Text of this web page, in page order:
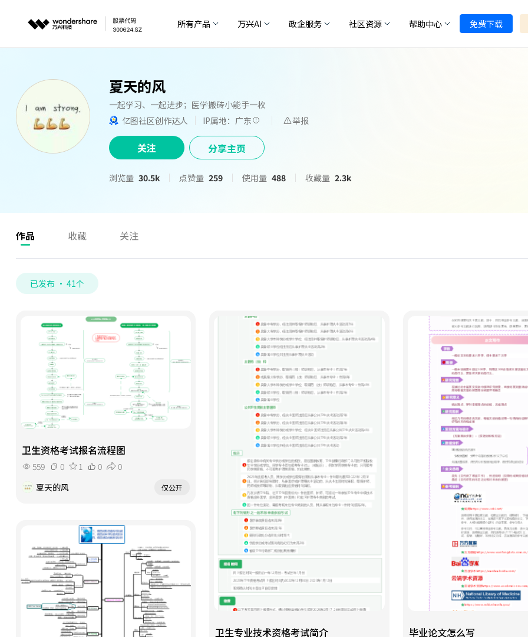
所有产品 万兴AI 政企服务 社区资源 帮助中心 免费下载
夏天的风
一起学习、一起进步；医学搬砖小能手一枚
亿图社区创作达人
IP属地：广东 举报
关注 分享主页
浏览量 30.5k 点赞量 259 使用量 488 收藏量 2.3k
作品 收藏 关注
已发布 · 41个
卫生资格考试报名流程图
559 0 1 0
0
夏天的风
仅公开
卫生专业技术资格考试简介 毕业论文怎么写